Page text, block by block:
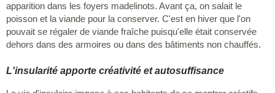
apparition dans les foyers madelinots. Avant ça, on salait le
poisson et la viande pour la conserver. C'est en hiver que l'on
pouvait se régaler de viande fraîche puisqu'elle était conservée
dehors dans des armoires ou dans des bâtiments non chauffés.
L'insularité apporte créativité et autosuffisance